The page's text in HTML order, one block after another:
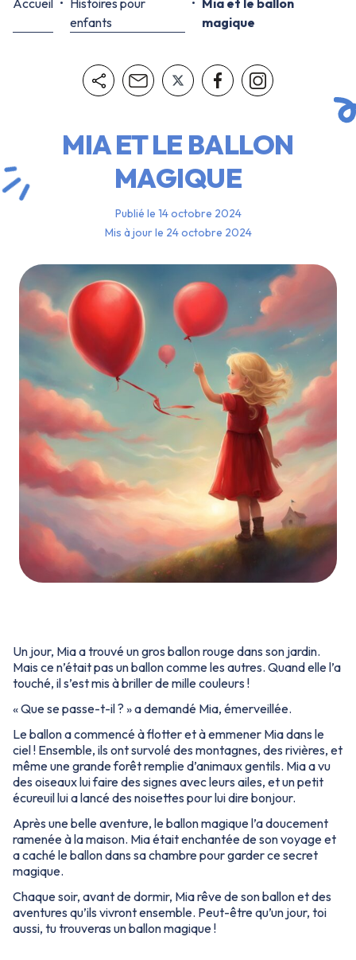
Accueil
Histoires pour
enfants
Mia et le ballon
magique
MIA ET LE BALLON
MAGIQUE
Publié le 14 octobre 2024
Mis à jour le 24 octobre 2024
Un jour, Mia a trouvé un gros ballon rouge dans son jardin.
Mais ce n’était pas un ballon comme les autres. Quand elle l’a
touché, il s’est mis à briller de mille couleurs !
«Que se passe-t-il ? » a demandé Mia, émerveillée.
Le ballon a commencé à flotter et à emmener Mia dans le
ciel ! Ensemble, ils ont survolé des montagnes, des rivières, et
même une grande forêt remplie d’animaux gentils. Mia a vu
des oiseaux lui faire des signes avec leurs ailes, et un petit
écureuil lui a lancé des noisettes pour lui dire bonjour.
Après une belle aventure, le ballon magique l’a doucement
ramenée à la maison. Mia était enchantée de son voyage et
a caché le ballon dans sa chambre pour garder ce secret
magique.
Chaque soir, avant de dormir, Mia rêve de son ballon et des
aventures qu’ils vivront ensemble. Peut-être qu’un jour, toi
aussi, tu trouveras un ballon magique !